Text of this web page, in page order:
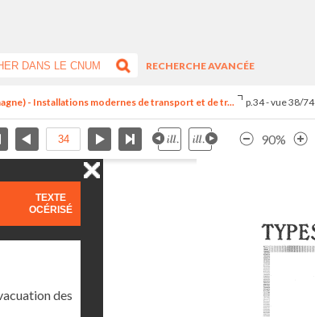
RECHERCHE AVANCÉE
- Installations modernes de transport et de tr... p.34 - vue 38/74
90%
TEXTE
OCÉRISÉ
des